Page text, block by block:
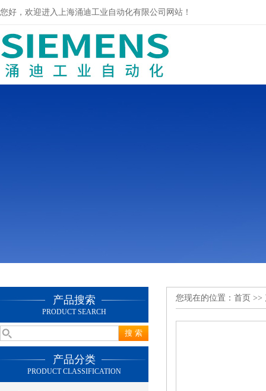
您好，欢迎进入上海涌迪工业自动化有限公司网站！
产品搜索
PRODUCT SEARCH
产品分类
PRODUCT CLASSIFICATION
您现在的位置： 首页 >>